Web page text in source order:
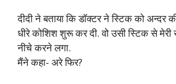
दीदी ने बताया कि डॉक्टर ने स्टिक को अन्दर
धीरे कोशिश शुरू कर दी. वो उसी स्टिक से
नीचे करने लगा.
मैंने कहा- अरे फिर?